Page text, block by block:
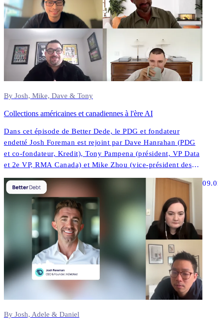
By Josh, Mike, Dave & Tony
Collections américaines et canadiennes à l'ère AI
Dans cet épisode de Better Dede, le PDG et fondateur
endetté Josh Foreman est rejoint par Dave Hanrahan (PDG
et co-fondateur, Kredit), Tony Pampena (président, VP Data
et 2e VP, RMA Canada) et Mike Zhou (vice-président des
données de contact et de la compliance, de la performance
du North.
By Josh, Adele & Daniel